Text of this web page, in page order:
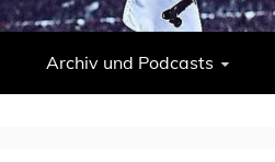
Archiv und Podcasts